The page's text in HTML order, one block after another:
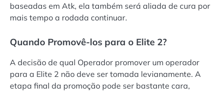
baseadas em Atk, ela também será aliada de cura por
mais tempo a rodada continuar.
Quando Promovê-los para o Elite 2?
A decisão de qual Operador promover um operador
para a Elite 2 não deve ser tomada levianamente. A
etapa final da promoção pode ser bastante cara,